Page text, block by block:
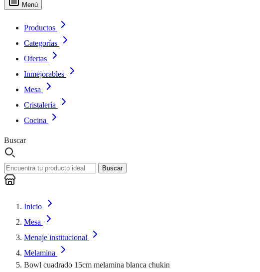
Menú
Productos
Categorías
Ofertas
Inmejorables
Mesa
Cristalería
Cocina
Buscar
Buscar
Inicio
Mesa
Menaje institucional
Melamina
Bowl cuadrado 15cm melamina blanca chukin